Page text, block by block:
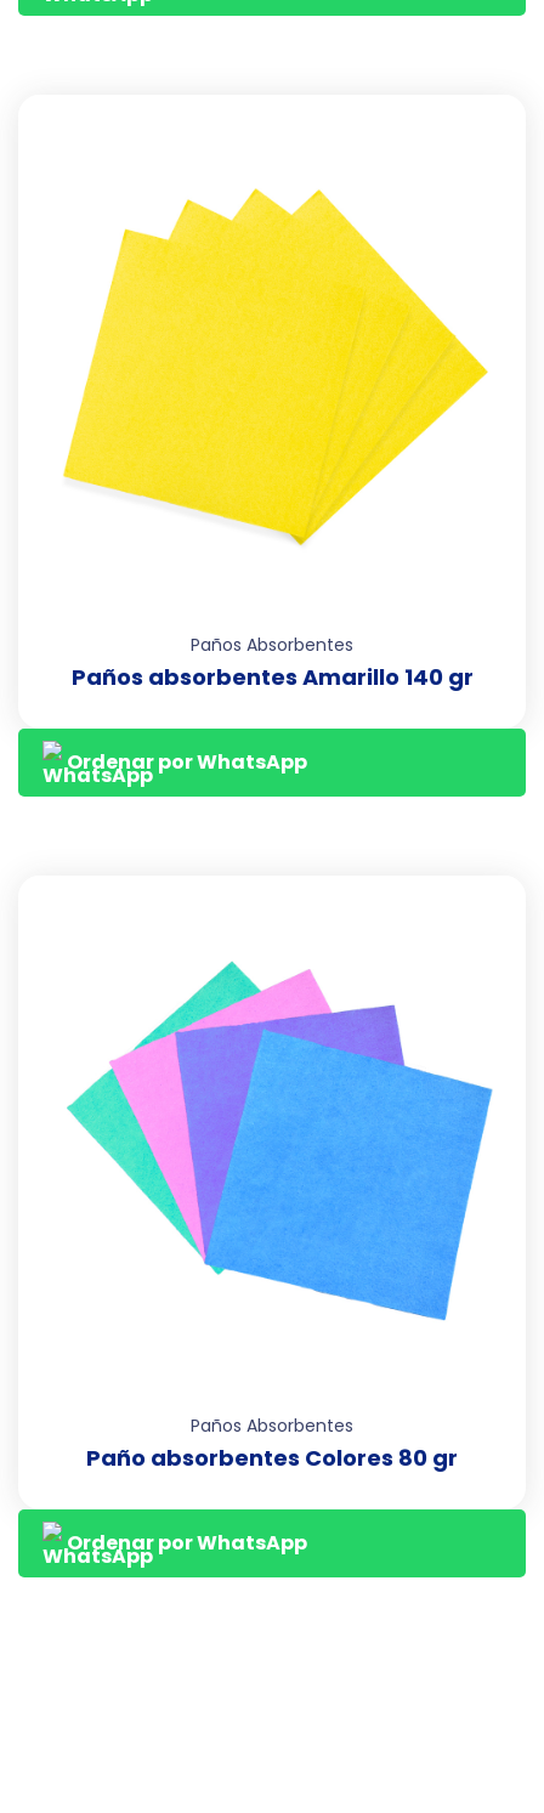
Paños Absorbentes
Paños absorbentes Amarillo 140 gr
Ordenar por WhatsApp
Paños Absorbentes
Paño absorbentes Colores 80 gr
Ordenar por WhatsApp